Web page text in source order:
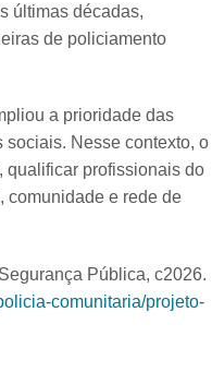
últimas décadas,
de policiamento
a prioridade das
Nesse contexto, o
qualificar profissionais do
comunidade e rede de
Pública, c2026.
comunitaria/projeto-